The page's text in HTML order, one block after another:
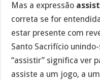
Mas a expressão
correta se for
estar presente com
Santo Sacrifício
“assistir” significa ver
assiste a um jogo, a